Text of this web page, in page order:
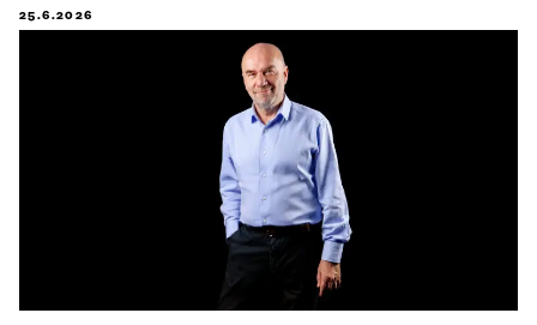
25.6.2026